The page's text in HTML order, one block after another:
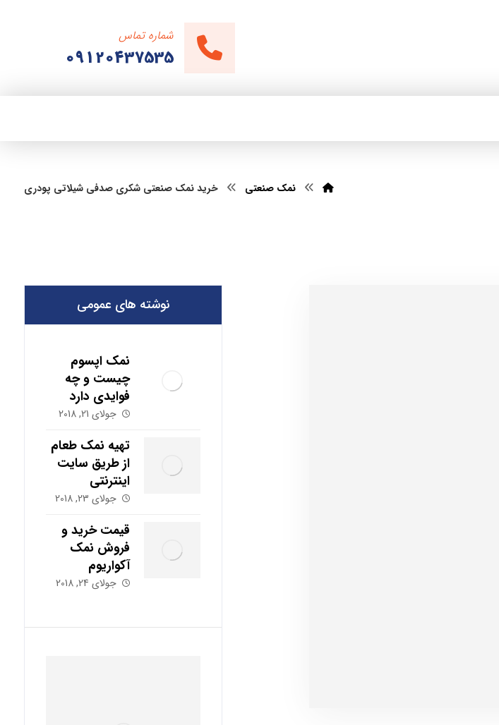
شماره تماس
09120437535
نمک صنعتی خرید نمک صنعتی شکری صدفی شیلاتی پودری
نوشته های عمومی
نمک اپسوم
چیست و چه
فوایدی دارد
جولای 21, 2018
تهیه نمک طعام
از طریق سایت
اینترنتی
جولای 23, 2018
قیمت خرید و
فروش نمک
آکواریوم
جولای 24, 2018